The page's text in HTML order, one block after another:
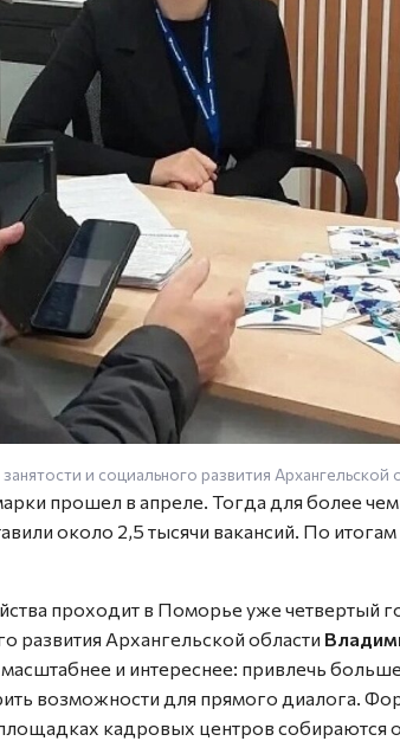
и социального развития Архангельской
прошел в апреле. Тогда для более чем
около 2,5 тысячи вакансий. По
проходит в Поморье уже четвертый
развития Архангельской области
и интереснее: привлечь больше
возможности для прямого диалога.
кадровых центров собираются